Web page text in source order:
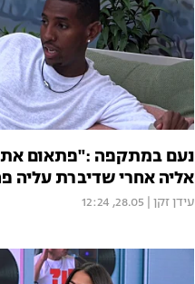
נעם במתקפה :"פתאום
אליה אחרי שדיברת עליה
עידן זקן 28.05, 12:24